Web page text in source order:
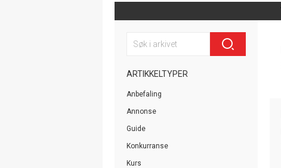
ARTIKKELTYPER
Anbefaling
Annonse
Guide
Konkurranse
Kurs